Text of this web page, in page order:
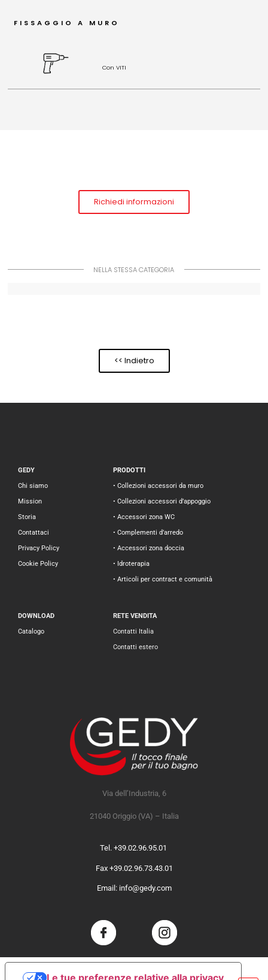
FISSAGGIO A MURO
Con VITI
Richiedi informazioni
NELLA STESSA CATEGORIA
<< Indietro
GEDY
Chi siamo
Mission
Storia
Contattaci
Privacy Policy
Cookie Policy
PRODOTTI
• Collezioni accessori da muro
• Collezioni accessori d’appoggio
• Accessori zona WC
• Complementi d’arredo
• Accessori zona doccia
• Idroterapia
• Articoli per contract e comunità
DOWNLOAD
Catalogo
RETE VENDITA
Contatti Italia
Contatti estero
Via dell’Industria, 6
21040 Origgio (VA) – Italia
Tel. +39.02.96.95.01
Fax +39.02.96.73.43.01
Email: info@gedy.com
Le tue preferenze relative alla privacy